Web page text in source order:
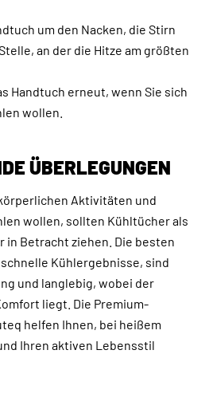
um den Nacken, die Stirn
an der die Hitze am größten
Handtuch erneut, wenn Sie sich
wollen.
ÜBERLEGUNGEN
Aktivitäten und
wollen, sollten Kühltücher als
in Betracht ziehen. Die besten
Kühlergebnisse, sind
und langlebig, wobei der
liegt. Die Premium-
helfen Ihnen, bei heißem
Ihren aktiven Lebensstil